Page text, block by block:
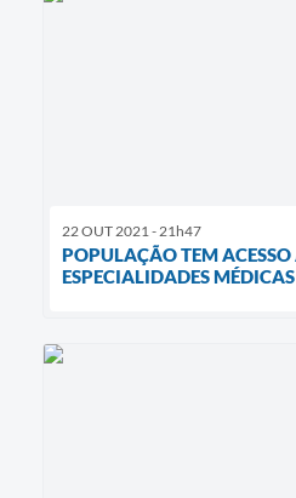
22 OUT 2021 - 21h47
POPULAÇÃO TEM ACESSO
ESPECIALIDADES